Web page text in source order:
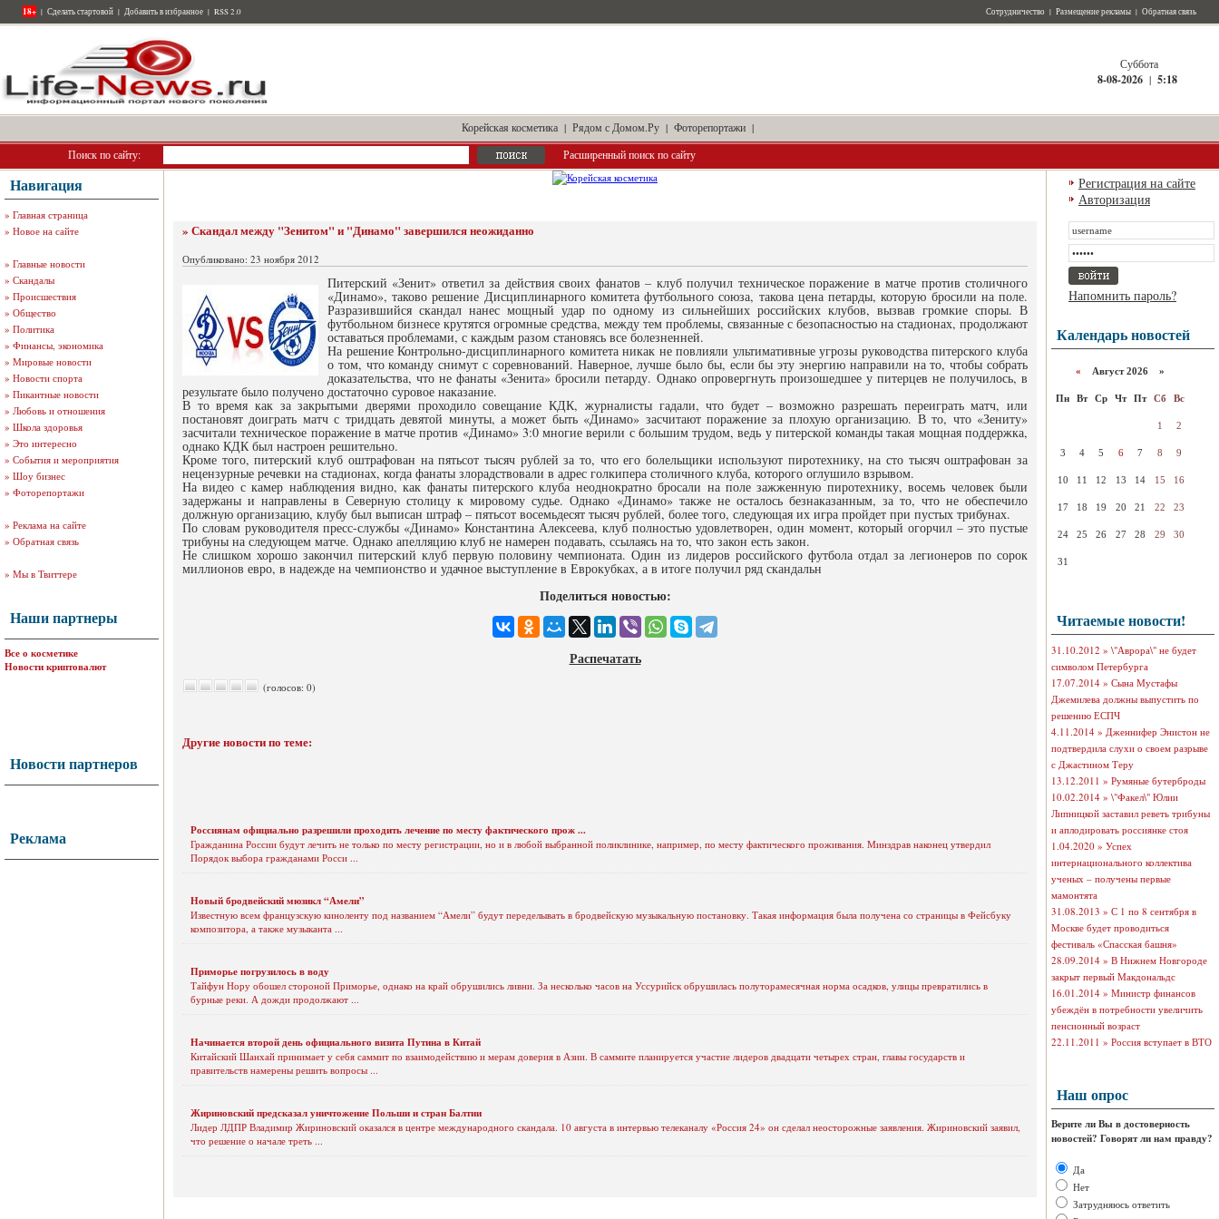
18+ | Сделать стартовой | Добавить в избранное | RSS 2.0 Сотрудничество | Размещение рекламы | Обратная связь
Суббота
8-08-2026 | 5:18
Корейская косметика | Рядом с Домом.Ру | Фоторепортажи |
Поиск по сайту:
Расширенный поиск по сайту
Навигация
» Главная страница
» Новое на сайте
» Главные новости
» Скандалы
» Происшествия
» Общество
» Политика
» Финансы, экономика
» Мировые новости
» Новости спорта
» Пикантные новости
» Любовь и отношения
» Школа здоровья
» Это интересно
» События и мероприятия
» Шоу бизнес
» Фоторепортажи
» Реклама на сайте
» Обратная связь
» Мы в Твиттере
Наши партнеры
Все о косметике
Новости криптовалют
Новости партнеров
Реклама
» Скандал между "Зенитом" и "Динамо" завершился неожиданно
Опубликовано: 23 ноября 2012
Питерский «Зенит» ответил за действия своих фанатов – клуб получил техническое поражение в матче против столичного
«Динамо», таково решение Дисциплинарного комитета футбольного союза, такова цена петарды, которую бросили на поле.
Разразившийся скандал нанес мощный удар по одному из сильнейших российских клубов, вызвав громкие споры. В
футбольном бизнесе крутятся огромные средства, между тем проблемы, связанные с безопасностью на стадионах, продолжают
оставаться проблемами, с каждым разом становясь все болезненней.
На решение Контрольно-дисциплинарного комитета никак не повлияли ультимативные угрозы руководства питерского клуба
о том, что команду снимут с соревнований. Наверное, лучше было бы, если бы эту энергию направили на то, чтобы собрать
доказательства, что не фанаты «Зенита» бросили петарду. Однако опровергнуть произошедшее у питерцев не получилось, в
результате было получено достаточно суровое наказание.
В то время как за закрытыми дверями проходило совещание КДК, журналисты гадали, что будет – возможно разрешать переиграть матч, или
постановят доиграть матч с тридцать девятой минуты, а может быть «Динамо» засчитают поражение за плохую организацию. В то, что «Зениту»
засчитали техническое поражение в матче против «Динамо» 3:0 многие верили с большим трудом, ведь у питерской команды такая мощная поддержка,
однако КДК был настроен решительно.
Кроме того, питерский клуб оштрафован на пятьсот тысяч рублей за то, что его болельщики используют пиротехнику, на сто тысяч оштрафован за
нецензурные речевки на стадионах, когда фанаты злорадствовали в адрес голкипера столичного клуба, которого оглушило взрывом.
На видео с камер наблюдения видно, как фанаты питерского клуба неоднократно бросали на поле зажженную пиротехнику, восемь человек были
задержаны и направлены в Северную столицу к мировому судье. Однако «Динамо» также не осталось безнаказанным, за то, что не обеспечило
должную организацию, клубу был выписан штраф – пятьсот восемьдесят тысяч рублей, более того, следующая их игра пройдет при пустых трибунах.
По словам руководителя пресс-службы «Динамо» Константина Алексеева, клуб полностью удовлетворен, один момент, который огорчил – это пустые
трибуны на следующем матче. Однако апелляцию клуб не намерен подавать, ссылаясь на то, что закон есть закон.
Не слишком хорошо закончил питерский клуб первую половину чемпионата. Один из лидеров российского футбола отдал за легионеров по сорок
миллионов евро, в надежде на чемпионство и удачное выступление в Еврокубках, а в итоге получил ряд скандальн
Поделиться новостью:
Распечатать
(голосов: 0)
Другие новости по теме:
Россиянам официально разрешили проходить лечение по месту фактического прож ...
Гражданина России будут лечить не только по месту регистрации, но и в любой выбранной поликлинике, например, по месту фактического проживания. Минздрав наконец утвердил
Порядок выбора гражданами Росси ...
Новый бродвейский мюзикл “Амели”
Известную всем французскую киноленту под названием “Амели” будут переделывать в бродвейскую музыкальную постановку. Такая информация была получена со страницы в Фейсбуку
композитора, а также музыканта ...
Приморье погрузилось в воду
Тайфун Нору обошел стороной Приморье, однако на край обрушились ливни. За несколько часов на Уссурийск обрушилась полуторамесячная норма осадков, улицы превратились в
бурные реки. А дожди продолжают ...
Начинается второй день официального визита Путина в Китай
Китайский Шанхай принимает у себя саммит по взаимодействию и мерам доверия в Азии. В саммите планируется участие лидеров двадцати четырех стран, главы государств и
правительств намерены решить вопросы ...
Жириновский предсказал уничтожение Польши и стран Балтии
Лидер ЛДПР Владимир Жириновский оказался в центре международного скандала. 10 августа в интервью телеканалу «Россия 24» он сделал неосторожные заявления. Жириновский заявил,
что решение о начале треть ...
Регистрация на сайте
Авторизация
Напомнить пароль?
Календарь новостей
« Август 2026 »
Пн Вт Ср Чт Пт Сб Вс
1 2
3 4 5 6 7 8 9
10 11 12 13 14 15 16
17 18 19 20 21 22 23
24 25 26 27 28 29 30
31
Читаемые новости!
31.10.2012 » \"Аврора\" не будет
символом Петербурга
17.07.2014 » Сына Мустафы
Джемилева должны выпустить по
решению ЕСПЧ
4.11.2014 » Дженнифер Энистон не
подтвердила слухи о своем разрыве
с Джастином Теру
13.12.2011 » Румяные бутерброды
10.02.2014 » \"Факел\" Юлии
Липницкой заставил реветь трибуны
и аплодировать россиянке стоя
1.04.2020 » Успех
интернационального коллектива
ученых – получены первые
мамонтята
31.08.2013 » С 1 по 8 сентября в
Москве будет проводиться
фестиваль «Спасская башня»
28.09.2014 » В Нижнем Новгороде
закрыт первый Макдональдс
16.01.2014 » Министр финансов
убеждён в потребности увеличить
пенсионный возраст
22.11.2011 » Россия вступает в ВТО
Наш опрос
Верите ли Вы в достоверность
новостей? Говорят ли нам правду?
Да
Нет
Затрудняюсь ответить